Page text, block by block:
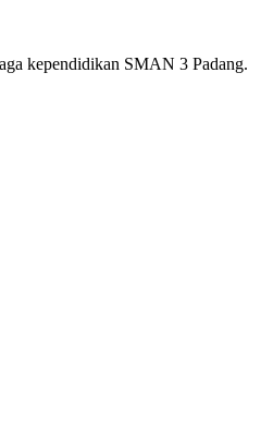
kependidikan SMAN 3 Padang.